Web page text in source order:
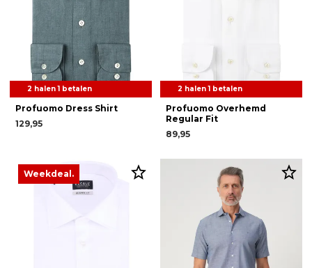
2 halen 1 betalen
Profuomo Dress Shirt
129,95
2 halen 1 betalen
Profuomo Overhemd
Regular Fit
89,95
Weekdeal.